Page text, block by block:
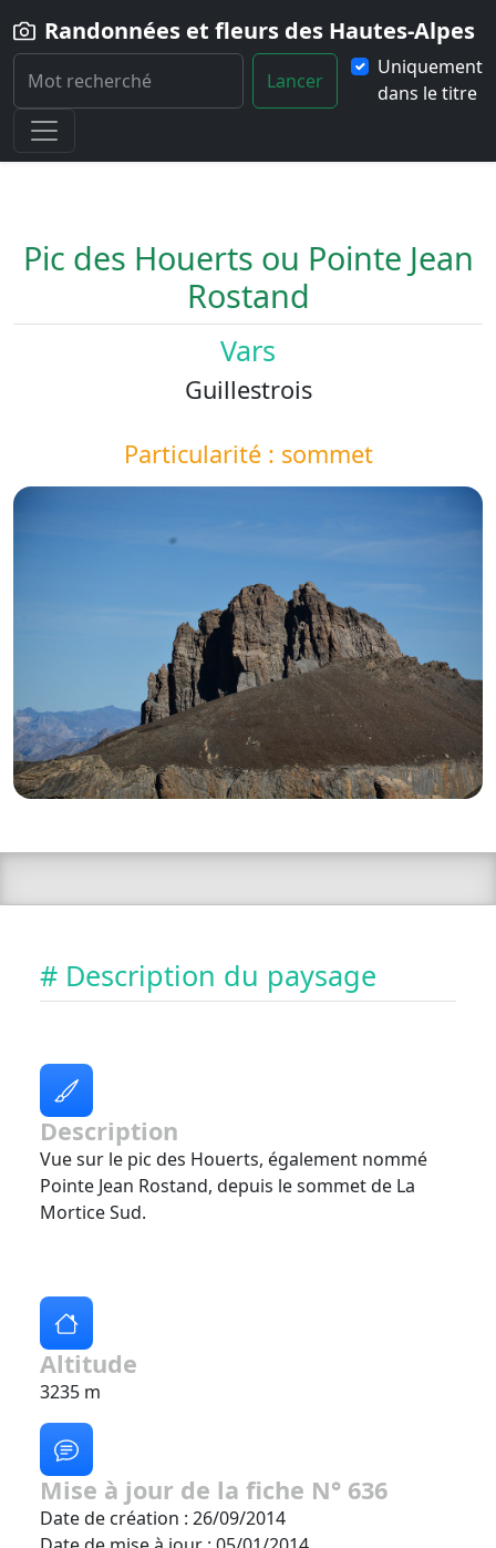
Randonnées et fleurs des Hautes-Alpes
Lancer
Uniquement
dans le titre
Home
Paysage Pic-des-Houerts
Pic des Houerts ou Pointe Jean
Rostand
Vars
Guillestrois
Particularité : sommet
# Description du paysage
Description
Vue sur le pic des Houerts, également nommé
Pointe Jean Rostand, depuis le sommet de La
Mortice Sud.
Altitude
3235 m
Mise à jour de la fiche N° 636
Date de création : 26/09/2014